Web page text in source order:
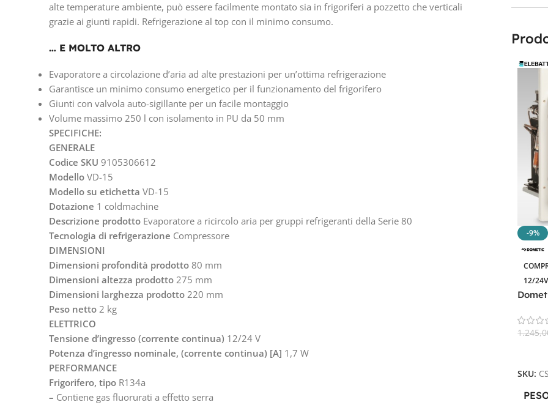
alte temperature ambiente, può essere facilmente montato sia in frigoriferi a pozzetto che verticali
grazie ai giunti rapidi. Refrigerazione al top con il minimo consumo.
… E MOLTO ALTRO
Evaporatore a circolazione d’aria ad alte prestazioni per un’ottima refrigerazione
Garantisce un minimo consumo energetico per il funzionamento del frigorifero
Giunti con valvola auto-sigillante per un facile montaggio
Volume massimo 250 l con isolamento in PU da 50 mm
SPECIFICHE:
GENERALE
Codice SKU 9105306612
Modello VD-15
Modello su etichetta VD-15
Dotazione 1 coldmachine
Descrizione prodotto Evaporatore a ricircolo aria per gruppi refrigeranti della Serie 80
Tecnologia di refrigerazione Compressore
DIMENSIONI
Dimensioni profondità prodotto 80 mm
Dimensioni altezza prodotto 275 mm
Dimensioni larghezza prodotto 220 mm
Peso netto 2 kg
ELETTRICO
Tensione d’ingresso (corrente continua) 12/24 V
Potenza d’ingresso nominale, (corrente continua) [A] 1,7 W
PERFORMANCE
Frigorifero, tipo R134a
– Contiene gas fluorurati a effetto serra
-9%
12/
SKU: